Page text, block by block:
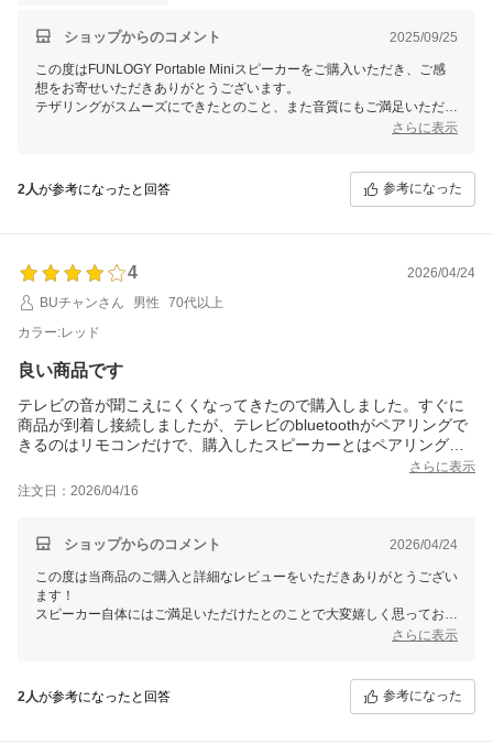
ショップからのコメント 2025/09/25
この度はFUNLOGY Portable Miniスピーカーをご購入いただき、ご感
想をお寄せいただきありがとうございます。
テザリングがスムーズにできたとのこと、また音質にもご満足いただけ
たようで大変嬉しく思います。重さについてのご意見も参考にさせてい
電が完了すると消灯する仕様となります。
お尻が光る、ホタルのようでかわいいと思っていただけましたら幸いで
さらに表示
2人が参考になったと回答 参考になった
4
2026/04/24
BUチャンさん
男性
70代以上
カラー:レッド
良い商品です
テレビの音が聞こえにくくなってきたので購入しました。すぐに
商品が到着し接続しましたが、テレビのbluetoothがペアリングで
きるのはリモコンだけで、購入したスピーカーとはペアリングで
きないことがわかり仕方なく安価なトランスミッターを購入し接
続しました。結果、うまくペアリングでき、スピーカーからはテ
くなり、一人でテレビを見るときは問題ないのですが、家族で見
なお、この商品には大変満足しています。
さらに表示
注文日：2026/04/16
ショップからのコメント 2026/04/24
この度は当商品のご購入と詳細なレビューをいただきありがとうござい
ます！
スピーカー自体にはご満足いただけたとのことで大変嬉しく思っており
また、音ズレに関する状況についても貴重なご意見をいただき感謝いた
します。音ズレに関しては、どうしてもBluetooth接続の仕様によりス
さらに表示
2人が参考になったと回答 参考になった